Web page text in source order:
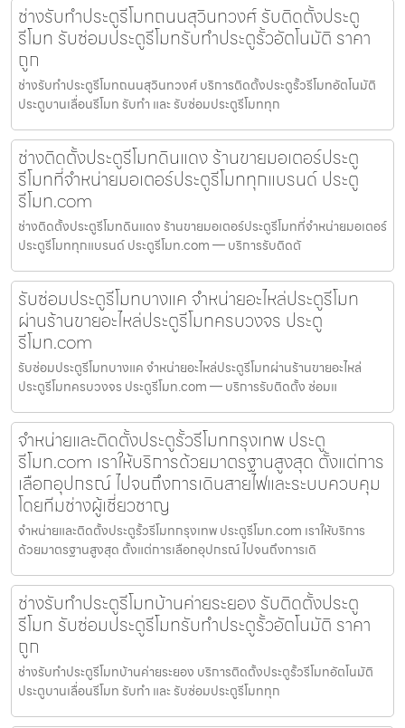
ช่างรับทำประตูรีโมทถนนสุวินทวงศ์ รับติดตั้งประตู
รีโมท รับซ่อมประตูรีโมทรับทำประตูรั้วอัตโนมัติ ราคา
ถูก
ช่างรับทำประตูรีโมทถนนสุวินทวงศ์ บริการติดตั้งประตูรั้วรีโมทอัตโนมัติ
ประตูบานเลื่อนรีโมท รับทำ และ รับซ่อมประตูรีโมททุก
ช่างติดตั้งประตูรีโมทดินแดง ร้านขายมอเตอร์ประตู
รีโมทที่จำหน่ายมอเตอร์ประตูรีโมททุกแบรนด์ ประตู
รีโมท.com
ช่างติดตั้งประตูรีโมทดินแดง ร้านขายมอเตอร์ประตูรีโมทที่จำหน่ายมอเตอร์
ประตูรีโมททุกแบรนด์ ประตูรีโมท.com — บริการรับติดตั
รับซ่อมประตูรีโมทบางแค จำหน่ายอะไหล่ประตูรีโมท
ผ่านร้านขายอะไหล่ประตูรีโมทครบวงจร ประตู
รีโมท.com
รับซ่อมประตูรีโมทบางแค จำหน่ายอะไหล่ประตูรีโมทผ่านร้านขายอะไหล่
ประตูรีโมทครบวงจร ประตูรีโมท.com — บริการรับติดตั้ง ซ่อมแ
จำหน่ายและติดตั้งประตูรั้วรีโมทกรุงเทพ ประตู
รีโมท.com เราให้บริการด้วยมาตรฐานสูงสุด ตั้งแต่การ
เลือกอุปกรณ์ ไปจนถึงการเดินสายไฟและระบบควบคุม
โดยทีมช่างผู้เชี่ยวชาญ
จำหน่ายและติดตั้งประตูรั้วรีโมทกรุงเทพ ประตูรีโมท.com เราให้บริการ
ด้วยมาตรฐานสูงสุด ตั้งแต่การเลือกอุปกรณ์ ไปจนถึงการเดิ
ช่างรับทำประตูรีโมทบ้านค่ายระยอง รับติดตั้งประตู
รีโมท รับซ่อมประตูรีโมทรับทำประตูรั้วอัตโนมัติ ราคา
ถูก
ช่างรับทำประตูรีโมทบ้านค่ายระยอง บริการติดตั้งประตูรั้วรีโมทอัตโนมัติ
ประตูบานเลื่อนรีโมท รับทำ และ รับซ่อมประตูรีโมททุก